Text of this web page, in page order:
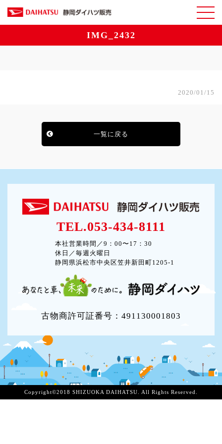
IMG_2432
2020/01/15
一覧に戻る
TEL.053-434-8111
本社営業時間／9：00〜17：30
休日／毎週火曜日
静岡県浜松市中央区笠井新田町1205-1
古物商許可証番号：491130001803
Copyright©2018 SHIZUOKA DAIHATSU. All Rights Reserved.